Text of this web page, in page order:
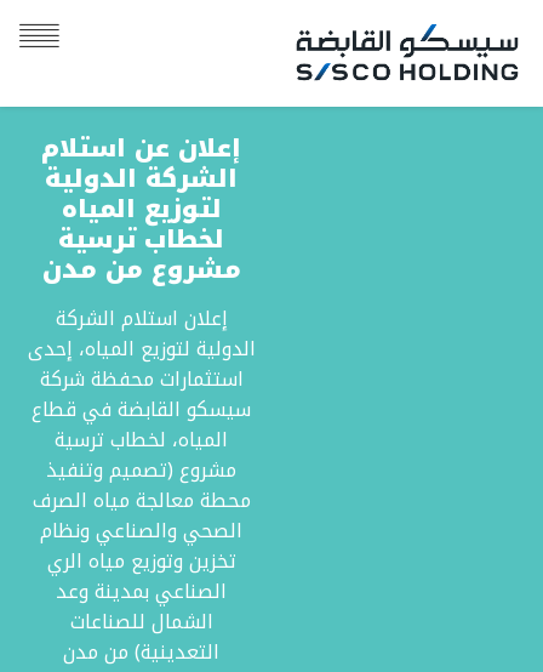
إعلان عن استلام
الشركة الدولية
لتوزيع المياه
لخطاب ترسية
مشروع من مدن
إعلان استلام الشركة
الدولية لتوزيع المياه، إحدى
استثمارات محفظة شركة
سيسكو القابضة في قطاع
المياه، لخطاب ترسية
مشروع (تصميم وتنفيذ
محطة معالجة مياه الصرف
الصحي والصناعي ونظام
تخزين وتوزيع مياه الري
الصناعي بمدينة وعد
الشمال للصناعات
التعدينية) من مدن